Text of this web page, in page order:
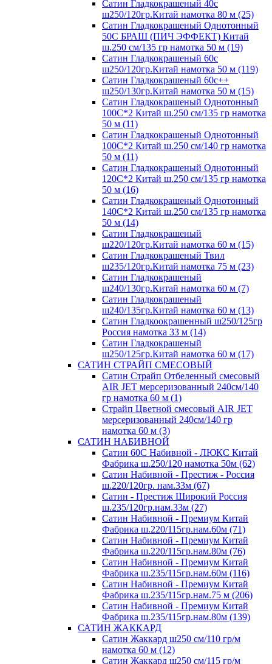
Сатин Гладкокрашеный 40с
ш250/120гр.Китай намотка 80 м (25)
Сатин Гладкокрашеный Однотонный
50С БРАШ (ПИЧ ЭФФЕКТ) Китай
ш.250 см/135 гр намотка 50 м (19)
Сатин Гладкокрашеный 60с
ш250/120гр.Китай намотка 50 м (119)
Сатин Гладкокрашеный 60с++
ш250/130гр.Китай намотка 50 м (15)
Сатин Гладкокрашеный Однотонный
100С*2 Китай ш.250 см/135 гр намотка
50 м (11)
Сатин Гладкокрашеный Однотонный
100С*2 Китай ш.250 см/140 гр намотка
50 м (11)
Сатин Гладкокрашеный Однотонный
120С*2 Китай ш.250 см/135 гр намотка
50 м (16)
Сатин Гладкокрашеный Однотонный
140С*2 Китай ш.250 см/135 гр намотка
50 м (14)
Сатин Гладкокрашеный
ш220/120гр.Китай намотка 60 м (15)
Сатин Гладкокрашеный Твил
ш235/120гр.Китай намотка 75 м (23)
Сатин Гладкокрашеный
ш240/130гр.Китай намотка 60 м (7)
Сатин Гладкокрашеный
ш240/135гр.Китай намотка 60 м (13)
Сатин Гладкоокрашенный ш250/125гр
Россия намотка 33 м (14)
Сатин Гладкокрашеный
ш250/125гр.Китай намотка 60 м (17)
САТИН СТРАЙП СМЕСОВЫЙ
Сатин Страйп Отбеленный смесовый
AIR JET мерсеризованный 240см/140
гр намотка 60 м (1)
Страйп Цветной смесовый AIR JET
мерсеризованный 240см/140 гр
намотка 60 м (3)
САТИН НАБИВНОЙ
Сатин 60С Набивной - ЛЮКС Китай
Фабрика ш.250/120 намотка 50м (62)
Сатин Набивной - Престиж - Россия
ш.220/120гр. нам.33м (67)
Сатин - Престиж Широкий Россия
ш.235/120гр.нам.33м (27)
Сатин Набивной - Премиум Китай
Фабрика ш.220/115гр.нам.60м (71)
Сатин Набивной - Премиум Китай
Фабрика ш.220/115гр.нам.80м (76)
Сатин Набивной - Премиум Китай
Фабрика ш.235/115гр.нам.60м (116)
Сатин Набивной - Премиум Китай
Фабрика ш.235/115гр.нам.75 м (206)
Сатин Набивной - Премиум Китай
Фабрика ш.235/115гр.нам.80м (139)
САТИН ЖАККАРД
Сатин Жаккард ш250 см/110 гр/м
намотка 60 м (12)
Сатин Жаккард ш250 см/115 гр/м